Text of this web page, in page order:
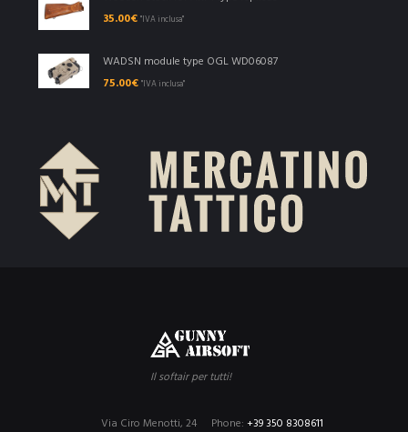
35.00€ "IVA inclusa"
WADSN module type OGL WD06087
75.00€ "IVA inclusa"
Il softair per tutti!
Phone: +39 350 8308611
Via Ciro Menotti, 24